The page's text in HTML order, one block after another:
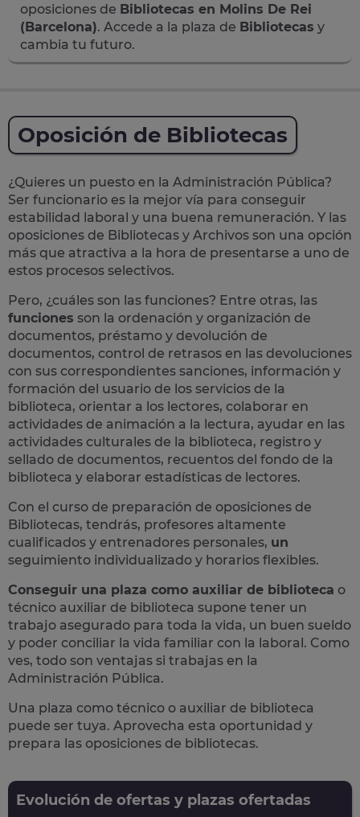
oposiciones de Bibliotecas en Molins De Rei
(Barcelona). Accede a la plaza de Bibliotecas y
cambia tu futuro.
Oposición de Bibliotecas
¿Quieres un puesto en la Administración Pública?
Ser funcionario es la mejor vía para conseguir
estabilidad laboral y una buena remuneración. Y las
oposiciones de Bibliotecas y Archivos son una opción
más que atractiva a la hora de presentarse a uno de
estos procesos selectivos.
Pero, ¿cuáles son las funciones? Entre otras, las
funciones son la ordenación y organización de
documentos, préstamo y devolución de
documentos, control de retrasos en las devoluciones
con sus correspondientes sanciones, información y
formación del usuario de los servicios de la
biblioteca, orientar a los lectores, colaborar en
actividades de animación a la lectura, ayudar en las
actividades culturales de la biblioteca, registro y
sellado de documentos, recuentos del fondo de la
biblioteca y elaborar estadísticas de lectores​.
Con el curso de preparación de oposiciones de
Bibliotecas, tendrás, profesores altamente
cualificados y entrenadores personales, un
seguimiento individualizado y horarios flexibles.
Conseguir una plaza como auxiliar de biblioteca o
técnico auxiliar de biblioteca supone tener un
trabajo asegurado para toda la vida, un buen sueldo
y poder conciliar la vida familiar con la laboral. Como
ves, todo son ventajas si trabajas en la
Administración Pública.
Una plaza como técnico o auxiliar de biblioteca
puede ser tuya. Aprovecha esta oportunidad y
prepara las oposiciones de bibliotecas.
Evolución de ofertas y plazas ofertadas